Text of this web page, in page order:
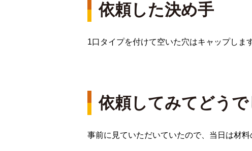
依頼した決め手
1口タイプを付けて空いた穴はキャップしま
依頼してみてどうで
事前に見ていただいていたので、当日は材